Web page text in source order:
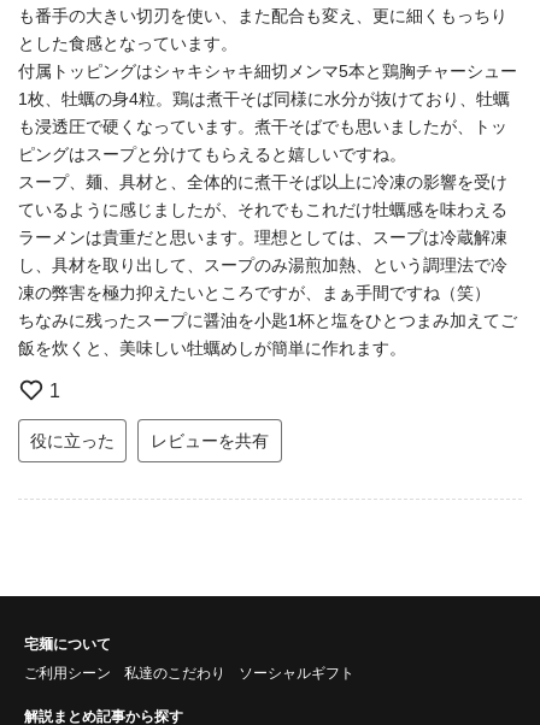
も番手の大きい切刃を使い、また配合も変え、更に細くもっちり
とした食感となっています。
付属トッピングはシャキシャキ細切メンマ5本と鶏胸チャーシュー
1枚、牡蠣の身4粒。鶏は煮干そば同様に水分が抜けており、牡蠣
も浸透圧で硬くなっています。煮干そばでも思いましたが、トッ
ピングはスープと分けてもらえると嬉しいですね。
スープ、麺、具材と、全体的に煮干そば以上に冷凍の影響を受け
ているように感じましたが、それでもこれだけ牡蠣感を味わえる
ラーメンは貴重だと思います。理想としては、スープは冷蔵解凍
し、具材を取り出して、スープのみ湯煎加熱、という調理法で冷
凍の弊害を極力抑えたいところですが、まぁ手間ですね（笑）
ちなみに残ったスープに醤油を小匙1杯と塩をひとつまみ加えてご
飯を炊くと、美味しい牡蠣めしが簡単に作れます。
1
役に立った レビューを共有
宅麺について
ご利用シーン
私達のこだわり ソーシャルギフト
解説まとめ記事から探す